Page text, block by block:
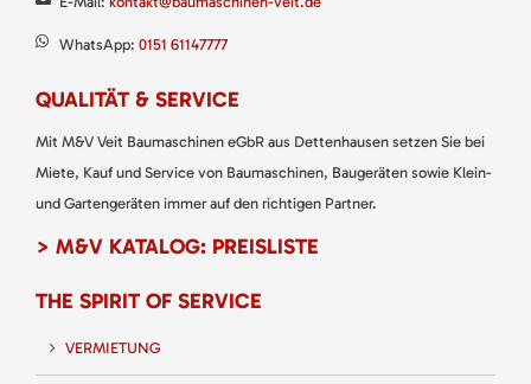
WhatsApp: 0151 61147777
QUALITÄT & SERVICE
Mit M&V Veit Baumaschinen eGbR aus Dettenhausen setzen Sie bei
Miete, Kauf und Service von Baumaschinen, Baugeräten sowie Klein-
und Gartengeräten immer auf den richtigen Partner.
> M&V KATALOG: PREISLISTE
THE SPIRIT OF SERVICE
VERMIETUNG